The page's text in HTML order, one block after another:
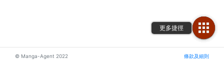
條款及細則
© Manga-Agent 2022